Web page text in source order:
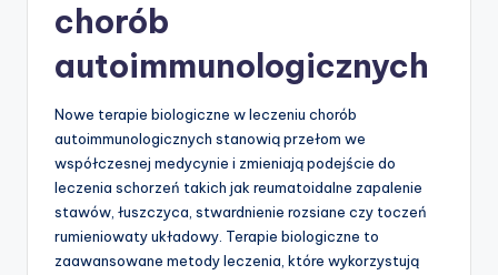
chorób
autoimmunologicznych
Nowe terapie biologiczne w leczeniu chorób
autoimmunologicznych stanowią przełom we
współczesnej medycynie i zmieniają podejście do
leczenia schorzeń takich jak reumatoidalne zapalenie
stawów, łuszczyca, stwardnienie rozsiane czy toczeń
rumieniowaty układowy. Terapie biologiczne to
zaawansowane metody leczenia, które wykorzystują